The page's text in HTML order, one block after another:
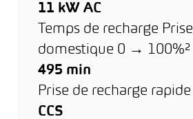
11 kW AC
Temps de recharge Prise
domestique 0 → 100%²
495 min
Prise de recharge rapide
CCS